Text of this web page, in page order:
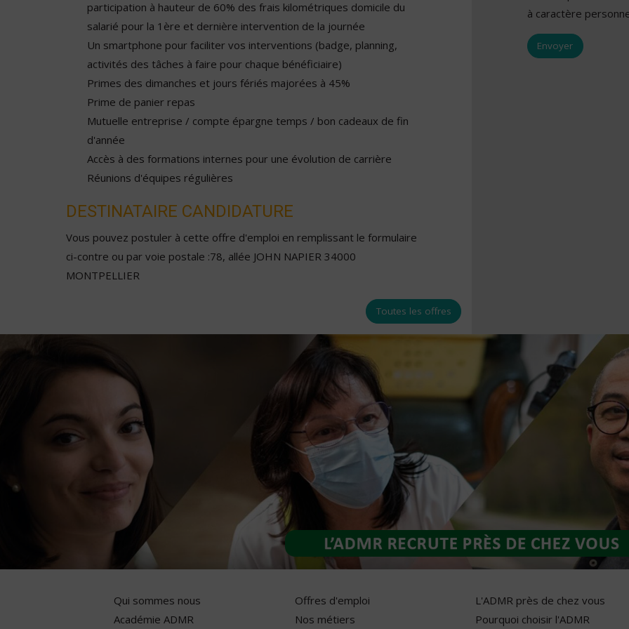
participation à hauteur de 60% des frais kilométriques domicile du
salarié pour la 1ère et dernière intervention de la journée
Un smartphone pour faciliter vos interventions (badge, planning,
activités des tâches à faire pour chaque bénéficiaire)
Primes des dimanches et jours fériés majorées à 45%
Prime de panier repas
Mutuelle entreprise / compte épargne temps / bon cadeaux de fin
d'année
Accès à des formations internes pour une évolution de carrière
Réunions d'équipes régulières
DESTINATAIRE CANDIDATURE
Vous pouvez postuler à cette offre d'emploi en remplissant le formulaire
ci-contre ou par voie postale :78, allée JOHN NAPIER 34000
MONTPELLIER
Toutes les offres
à caractère
Qui sommes nous
Académie ADMR
Offres d'emploi
Nos métiers
L'ADMR près de chez vous
Pourquoi choisir l'ADMR